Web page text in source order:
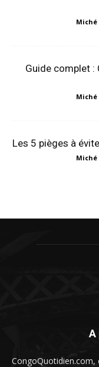
Guide complet :
Les 5 pièges à
A
CongoQuotidien.com,